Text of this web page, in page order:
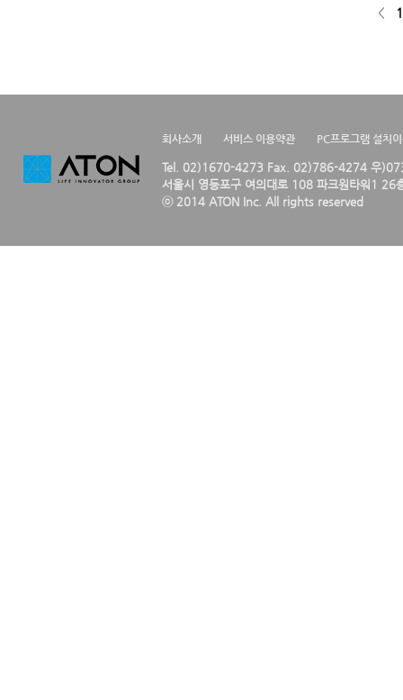
< 1
회사소개 서비스 이용약관 PC프로그램 설치
Tel. 02)1670-4273 Fax. 02)786-4274 우
서울시 영등포구 여의대로 108 파크원타워1 26
ⓒ 2014 ATON Inc. All rights reserved